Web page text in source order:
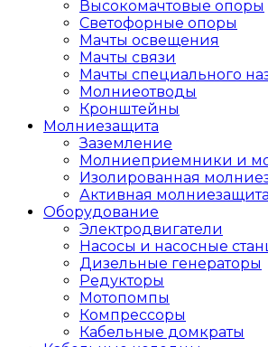
Высокомачтовые опоры
Светофорные опоры
Мачты освещения
Мачты связи
Мачты специального
Молниеотводы
Кронштейны
Молниезащита
Заземление
Молниеприемники и
Изолированная
Активная молниезащита
Оборудование
Электродвигатели
Насосы и насосные
Дизельные генераторы
Редукторы
Мотопомпы
Компрессоры
Кабельные домкраты